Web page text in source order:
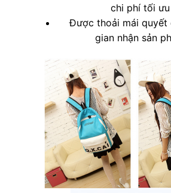
chi phí tối ưu
Được thoải mái quyết
gian nhận sản